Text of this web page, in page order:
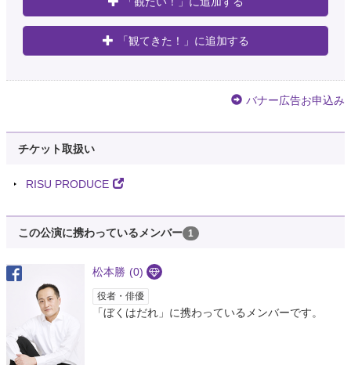
「観てきた！」に追加する
バナー広告お申込み
チケット取扱い
RISU PRODUCE
この公演に携わっているメンバー 1
松本勝 (0)
役者・俳優
「ぼくはだれ」に携わっているメンバーです。